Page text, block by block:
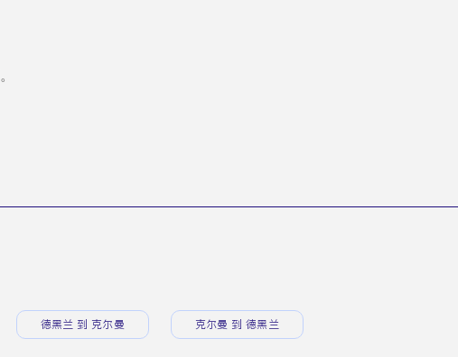
。
德黑兰 到 克尔曼 克尔曼 到 德黑兰